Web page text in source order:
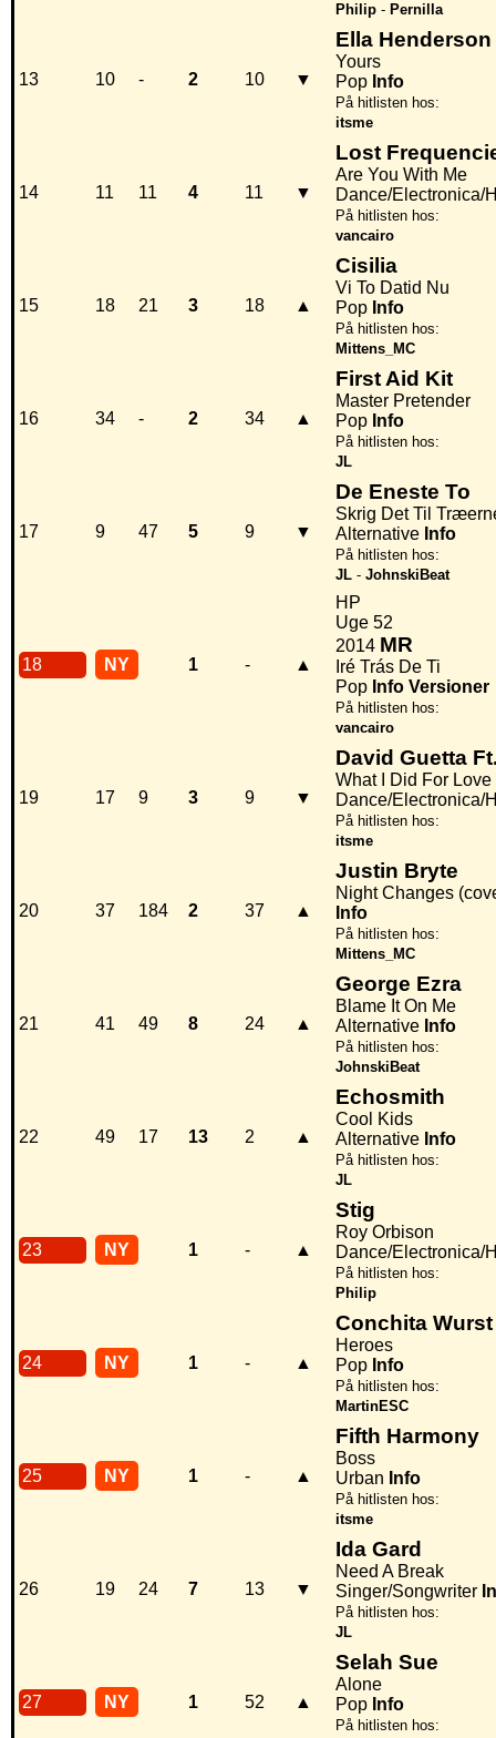
Philip - Pernilla
13 10 - 2 10 ▼
Ella Henderson
Yours
Pop Info
På hitlisten hos:
itsme
14 11 11 4 11 ▼
Lost
Are You With Me
Dance/Electronica/
På hitlisten hos:
vancairo
15 18 21 3 18 ▲
Cisilia
Vi To Datid Nu
Pop Info
På hitlisten hos:
Mittens_MC
16 34 - 2 34 ▲
First Aid Kit
Master Pretender
Pop Info
På hitlisten hos:
JL
17 9 47 5 9 ▼
De Eneste To
Skrig Det Til
Alternative Info
På hitlisten hos:
JL - JohnskiBeat
18 NY 1 - ▲
HP
Uge 52
2014 MR
Iré Trás De Ti
Pop Info Versioner
På hitlisten hos:
vancairo
19 17 9 3 9 ▼
David Guetta
What I Did For Love
Dance/Electronica/
På hitlisten hos:
itsme
20 37 184 2 37 ▲
Justin Bryte
Night Changes
Info
På hitlisten hos:
Mittens_MC
21 41 49 8 24 ▲
George Ezra
Blame It On Me
Alternative Info
På hitlisten hos:
JohnskiBeat
22 49 17 13 2 ▲
Echosmith
Cool Kids
Alternative Info
På hitlisten hos:
JL
23 NY 1 - ▲
Stig
Roy Orbison
Dance/Electronica/
På hitlisten hos:
Philip
24 NY 1 - ▲
Conchita Wurst
Heroes
Pop Info
På hitlisten hos:
MartinESC
25 NY 1 - ▲
Fifth Harmony
Boss
Urban Info
På hitlisten hos:
itsme
26 19 24 7 13 ▼
Ida Gard
Need A Break
Singer/Songwriter
På hitlisten hos:
JL
27 NY 1 52 ▲
Selah Sue
Alone
Pop Info
På hitlisten hos: